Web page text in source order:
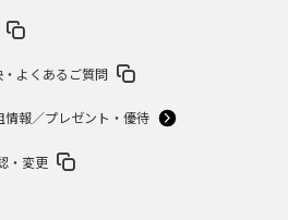
よくあるご質問
情報／プレゼント・優待
・変更